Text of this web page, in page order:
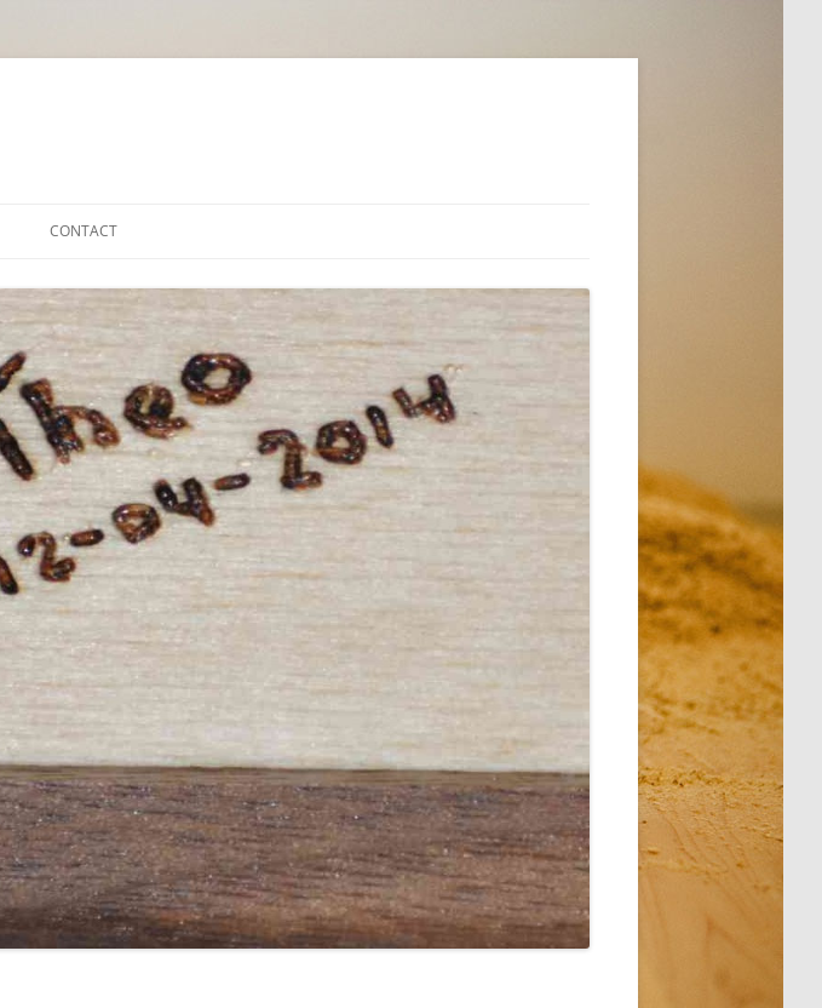
WAT IS EEN MICROCONTROLLER
SOORTEN SENSOREN
DISPLAYS VOOR DOMOTICA
PROJECTEN
CONTACT